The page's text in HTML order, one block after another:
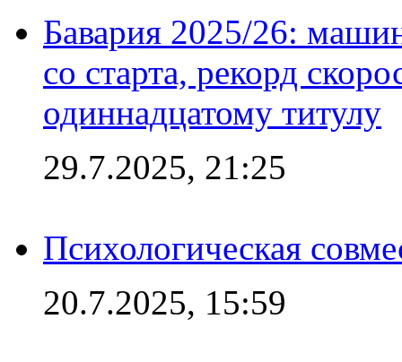
Бавария 2025/26:
со старта, рекорд
одиннадцатому титулу
29.7.2025, 21:25
Психологическая
20.7.2025, 15:59